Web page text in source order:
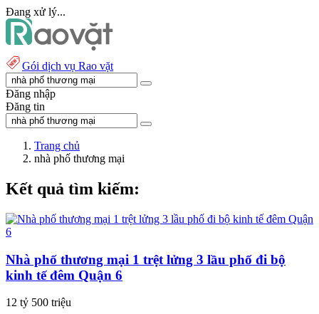
Đang xử lý...
Gói dịch vụ Rao vặt
Đăng nhập
Đăng tin
Trang chủ
nhà phố thương mại
Kết quả tìm kiếm:
Nhà phố thương mại 1 trệt lửng 3 lầu phố đi bộ
kinh tế đêm Quận 6
12 tỷ 500 triệu